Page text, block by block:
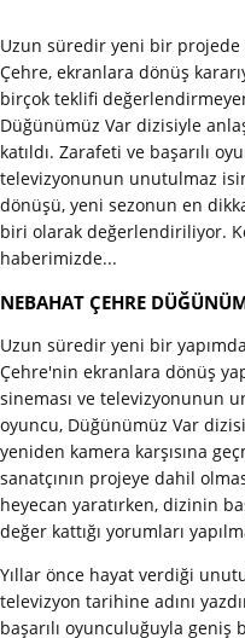
Uzun süredir yeni bir
Çehre, ekranlara dönüş
birçok teklifi
Düğünümüz Var dizisiyle
katıldı. Zarafeti ve başarılı
televizyonunun unutulmaz
dönüşü, yeni sezonun en
biri olarak değerlendiriliyor.
haberimizde...
NEBAHAT ÇEHRE
Uzun süredir yeni bir
Çehre'nin ekranlara dönüş
sineması ve televizyonunun
oyuncu, Düğünümüz Var
yeniden kamera karşısına
sanatçının projeye dahil
heyecan yaratırken, dizinin
değer kattığı yorumları
Yıllar önce hayat verdiği
televizyon tarihine adını
başarılı oyunculuğuyla